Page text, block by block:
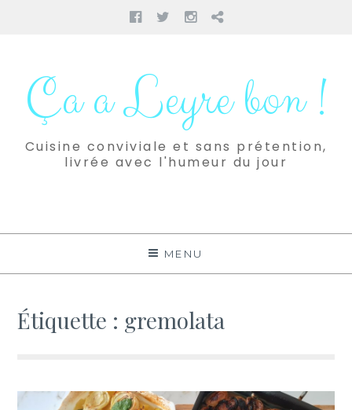
Facebook
TwitterInstagram
Pinterest
contenuÇa a Leyre bon !
Cuisine conviviale et sans prétention,
livrée avec l'humeur du jour
MENU
Étiquette : gremolata